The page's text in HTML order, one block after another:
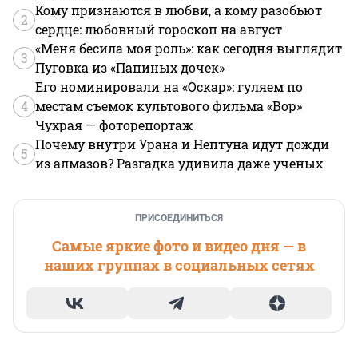
2
Кому признаются в любви, а кому разобьют
сердце: любовный гороскоп на август
3
«Меня бесила моя роль»: как сегодня выглядит
Пуговка из «Папиных дочек»
4
Его номинировали на «Оскар»: гуляем по
местам съемок культового фильма «Вор»
Чухрая — фоторепортаж
5
Почему внутри Урана и Нептуна идут дожди
из алмазов? Разгадка удивила даже ученых
ПРИСОЕДИНИТЬСЯ
Самые яркие фото и видео дня — в
наших группах в социальных сетях